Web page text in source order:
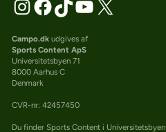
Campo.dkudgives af
Sports Content ApS
Universitetsbyen 71
8000 Aarhus C
Denmark
CVR-nr: 42457450
Du finder Sports Content i Universitetsbyen